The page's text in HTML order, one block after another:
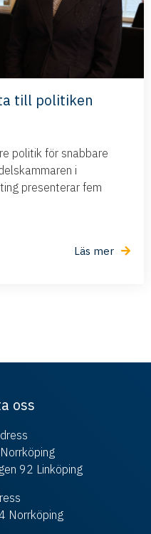
till politiken
politik för snabbare
i
presenterar fem
Läs mer
oss
92 Linköping
Norrköping